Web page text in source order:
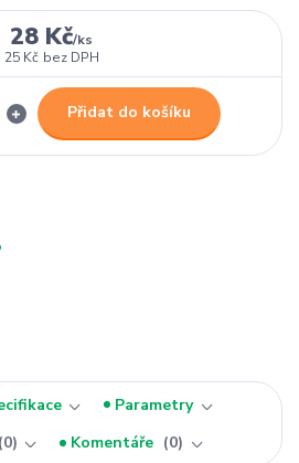
28 Kč/ks
25 Kč bez DPH
Přidat do košíku
Parametry
0 Komentáře 0